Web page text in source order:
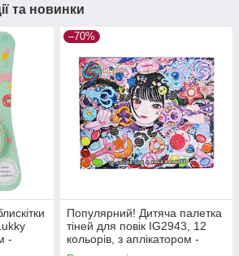
та новинки
-
–70%
Популярний! Дитяча палетка
тіней для повік IG2943, 12
кольорів, з аплікатором -
Краща якість тільки на